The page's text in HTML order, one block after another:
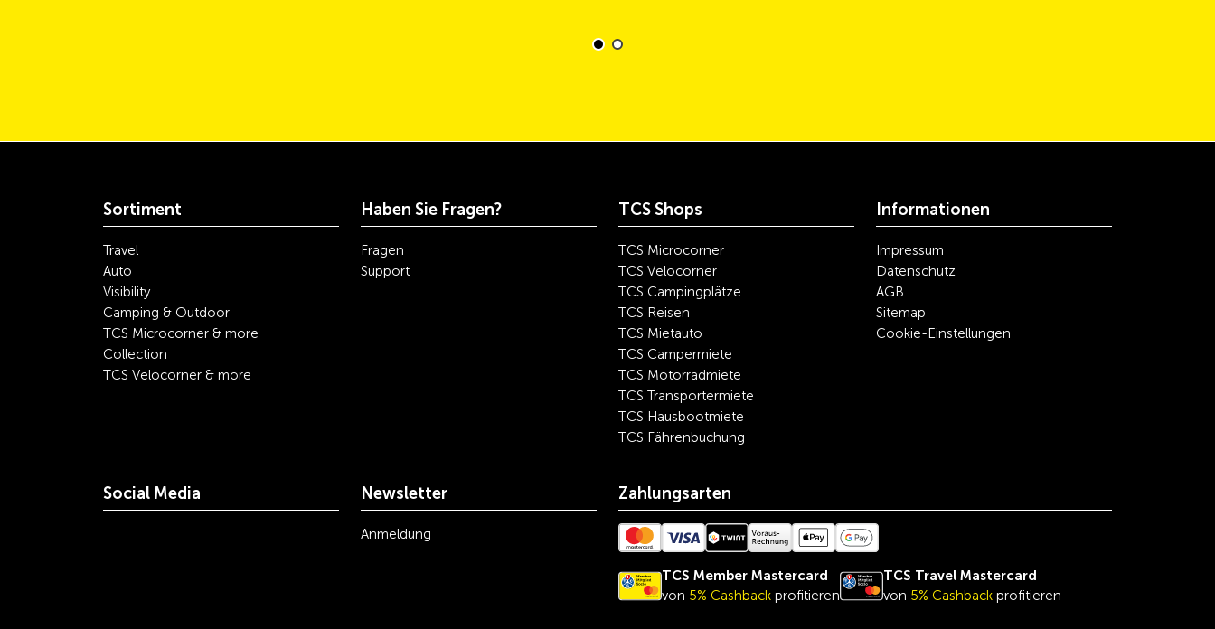
Sortiment
Travel
Auto
Visibility
Camping & Outdoor
TCS Microcorner & more
Collection
TCS Velocorner & more
Haben Sie Fragen?
Fragen
Support
TCS Shops
TCS Microcorner
TCS Velocorner
TCS Campingplätze
TCS Reisen
TCS Mietauto
TCS Campermiete
TCS Motorradmiete
TCS Transportermiete
TCS Hausbootmiete
TCS Fährenbuchung
Informationen
Impressum
Datenschutz
AGB
Sitemap
Cookie-Einstellungen
Social Media Newsletter
Anmeldung
Zahlungsarten
TCS Member Mastercard
von 5% Cashback profitieren
TCS Travel Mastercard
von 5% Cashback profitieren